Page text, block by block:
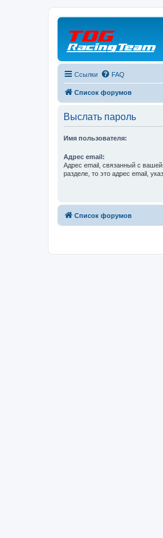
Ссылки FAQ
Список форумов
Выслать пароль
Имя пользователя:
Адрес email:
Адрес email, связанный с
разделе, то это адрес email,
Список форумов